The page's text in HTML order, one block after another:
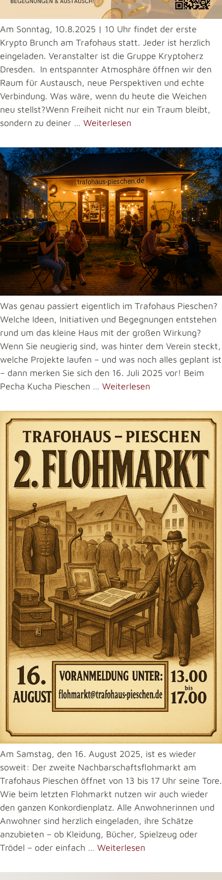
Am Sonntag, 10.8.2025 | 10 Uhr findet der erste
Krypto Brunch am Trafohaus statt. Jeder ist herzlich
eingeladen. Veranstalter ist die Gruppe Kryptoherz
Dresden. In entspannter Atmosphäre öffnen wir den
Raum für Austausch, neue Perspektiven und echte
Verbindung. Was wäre, wenn du heute die Weichen
neu stellst?Wenn Freiheit nicht nur ein Traum bleibt,
sondern zu deiner … Weiterlesen
Was genau passiert eigentlich im Trafohaus Pieschen?
Welche Ideen, Initiativen und Begegnungen entstehen
rund um das kleine Haus mit der großen Wirkung?
Wenn Sie neugierig sind, was hinter dem Verein steckt,
welche Projekte laufen – und was noch alles geplant ist
– dann merken Sie sich den 16. Juli 2025 vor! Beim
Pecha Kucha Pieschen … Weiterlesen
Am Samstag, den 16. August 2025, ist es wieder
soweit: Der zweite Nachbarschaftsflohmarkt am
Trafohaus Pieschen öffnet von 13 bis 17 Uhr seine Tore.
Wie beim letzten Flohmarkt nutzen wir auch wieder
den ganzen Konkordienplatz. Alle Anwohnerinnen und
Anwohner sind herzlich eingeladen, ihre Schätze
anzubieten – ob Kleidung, Bücher, Spielzeug oder
Trödel – oder einfach … Weiterlesen